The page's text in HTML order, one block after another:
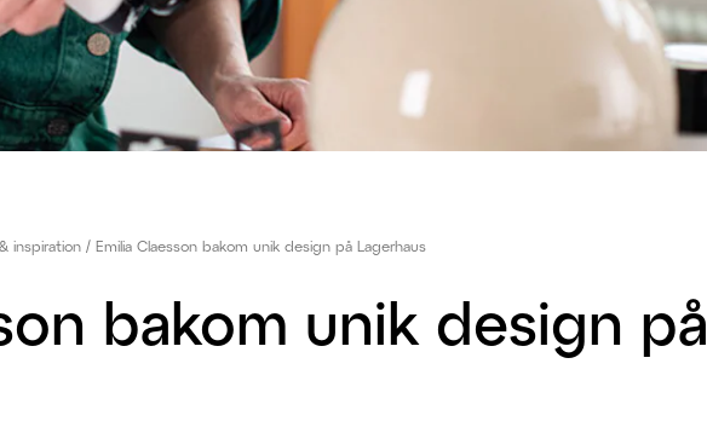
inspiration Emilia Claesson bakom unik design på Lagerhaus
bakom unik design på